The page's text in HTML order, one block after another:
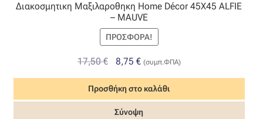
Διακοσμητικη Μαξιλαροθηκη Home Décor 45X45 ALFIE
– MAUVE
ΠΡΟΣΦΟΡΆ!
17,50€
Original
was:
17,50 €.
8,75€Η
τιμή
είναι:
(συμπ.ΦΠΑ)
Προσθήκη στο καλάθι
Σύνοψη